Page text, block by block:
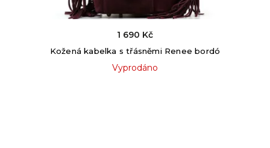
Kožená kabelka s třásněmi Renee bordó
Vyprodáno
1 690 Kč